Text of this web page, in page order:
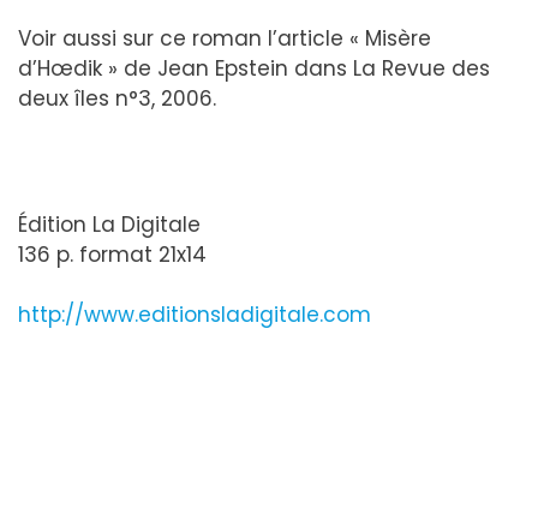
Voir aussi sur ce roman l’article « Misère
d’Hœdik » de Jean Epstein dans La Revue des
deux îles n°3, 2006.
Édition La Digitale
136 p. format 21x14
http://www.editionsladigitale.com